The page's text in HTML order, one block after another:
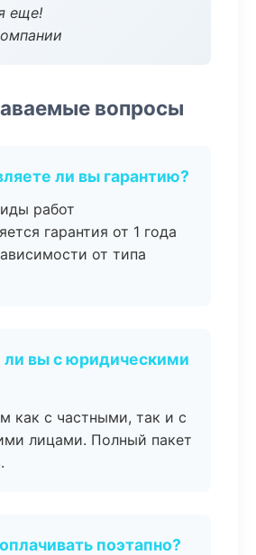
еще!
вопросы
ли вы гарантию?
работ
гарантия от 1 года
от типа
ли вы с юридическими
как с частными, так и с
лицами. Полный пакет
поэтапно?